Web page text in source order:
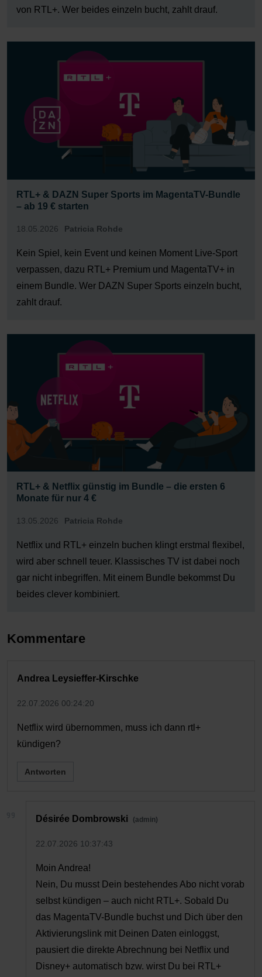
von RTL+. Wer beides einzeln bucht, zahlt drauf.
RTL+ & DAZN Super Sports im MagentaTV-Bundle
– ab 19 € starten
18.05.2026 Patricia Rohde
Kein Spiel, kein Event und keinen Moment Live-Sport
verpassen, dazu RTL+ Premium und MagentaTV+ in
einem Bundle. Wer DAZN Super Sports einzeln bucht,
zahlt drauf.
RTL+ & Netflix günstig im Bundle – die ersten 6
Monate für nur 4 €
13.05.2026 Patricia Rohde
Netflix und RTL+ einzeln buchen klingt erstmal flexibel,
wird aber schnell teuer. Klassisches TV ist dabei noch
gar nicht inbegriffen. Mit einem Bundle bekommst Du
beides clever kombiniert.
Kommentare
Andrea Leysieffer-Kirschke
22.07.2026 00:24:20
Netflix wird übernommen, muss ich dann rtl+
kündigen?
Antworten
Désirée Dombrowski
22.07.2026 10:37:43
Moin Andrea!
Nein, Du musst Dein bestehendes Abo nicht vorab
selbst kündigen – auch nicht RTL+. Sobald Du
das MagentaTV-Bundle buchst und Dich über den
Aktivierungslink mit Deinen Daten einloggst,
pausiert die direkte Abrechnung bei Netflix und
Disney+ automatisch bzw. wirst Du bei RTL+